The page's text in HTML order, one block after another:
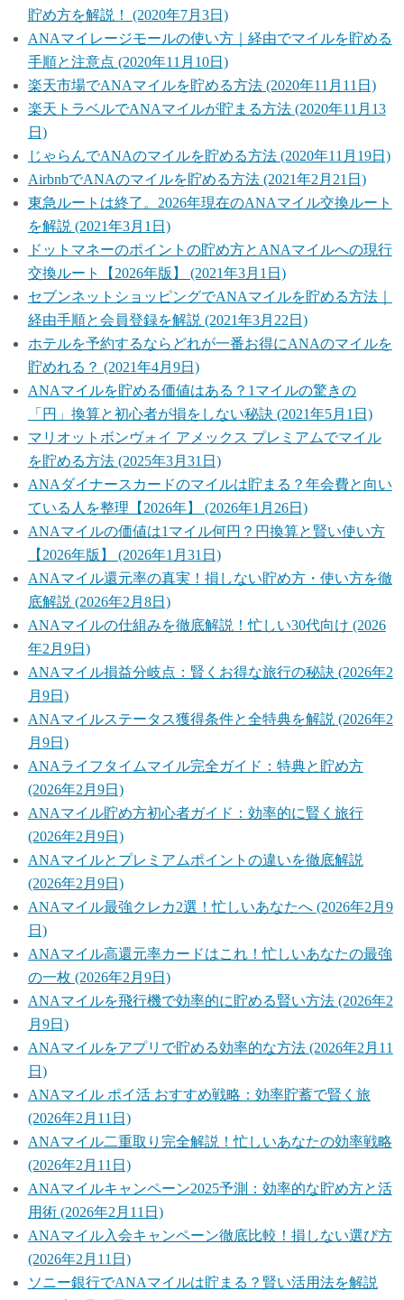
貯め方を解説！ (2020年7月3日)
ANAマイレージモールの使い方｜経由でマイルを貯める
手順と注意点 (2020年11月10日)
楽天市場でANAマイルを貯める方法 (2020年11月11日)
楽天トラベルでANAマイルが貯まる方法 (2020年11月13
日)
じゃらんでANAのマイルを貯める方法 (2020年11月19日)
AirbnbでANAのマイルを貯める方法 (2021年2月21日)
東急ルートは終了。2026年現在のANAマイル交換ルート
を解説 (2021年3月1日)
ドットマネーのポイントの貯め方とANAマイルへの現行
交換ルート【2026年版】 (2021年3月1日)
セブンネットショッピングでANAマイルを貯める方法｜
経由手順と会員登録を解説 (2021年3月22日)
ホテルを予約するならどれが一番お得にANAのマイルを
貯めれる？ (2021年4月9日)
ANAマイルを貯める価値はある？1マイルの驚きの
「円」換算と初心者が損をしない秘訣 (2021年5月1日)
マリオットボンヴォイ アメックス プレミアムでマイル
を貯める方法 (2025年3月31日)
ANAダイナースカードのマイルは貯まる？年会費と向い
ている人を整理【2026年】 (2026年1月26日)
ANAマイルの価値は1マイル何円？円換算と賢い使い方
【2026年版】 (2026年1月31日)
ANAマイル還元率の真実！損しない貯め方・使い方を徹
底解説 (2026年2月8日)
ANAマイルの仕組みを徹底解説！忙しい30代向け (2026
年2月9日)
ANAマイル損益分岐点：賢くお得な旅行の秘訣 (2026年2
月9日)
ANAマイルステータス獲得条件と全特典を解説 (2026年2
月9日)
ANAライフタイムマイル完全ガイド：特典と貯め方
(2026年2月9日)
ANAマイル貯め方初心者ガイド：効率的に賢く旅行
(2026年2月9日)
ANAマイルとプレミアムポイントの違いを徹底解説
(2026年2月9日)
ANAマイル最強クレカ2選！忙しいあなたへ (2026年2月9
日)
ANAマイル高還元率カードはこれ！忙しいあなたの最強
の一枚 (2026年2月9日)
ANAマイルを飛行機で効率的に貯める賢い方法 (2026年2
月9日)
ANAマイルをアプリで貯める効率的な方法 (2026年2月11
日)
ANAマイル ポイ活 おすすめ戦略：効率貯蓄で賢く旅
(2026年2月11日)
ANAマイル二重取り完全解説！忙しいあなたの効率戦略
(2026年2月11日)
ANAマイルキャンペーン2025予測：効率的な貯め方と活
用術 (2026年2月11日)
ANAマイル入会キャンペーン徹底比較！損しない選び方
(2026年2月11日)
ソニー銀行でANAマイルは貯まる？賢い活用法を解説